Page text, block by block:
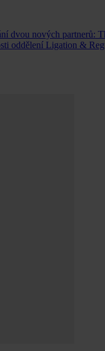
dvou nových partnerů:
oddělení Ligation &